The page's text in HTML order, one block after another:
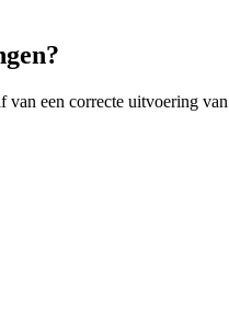
van een correcte uitvoering